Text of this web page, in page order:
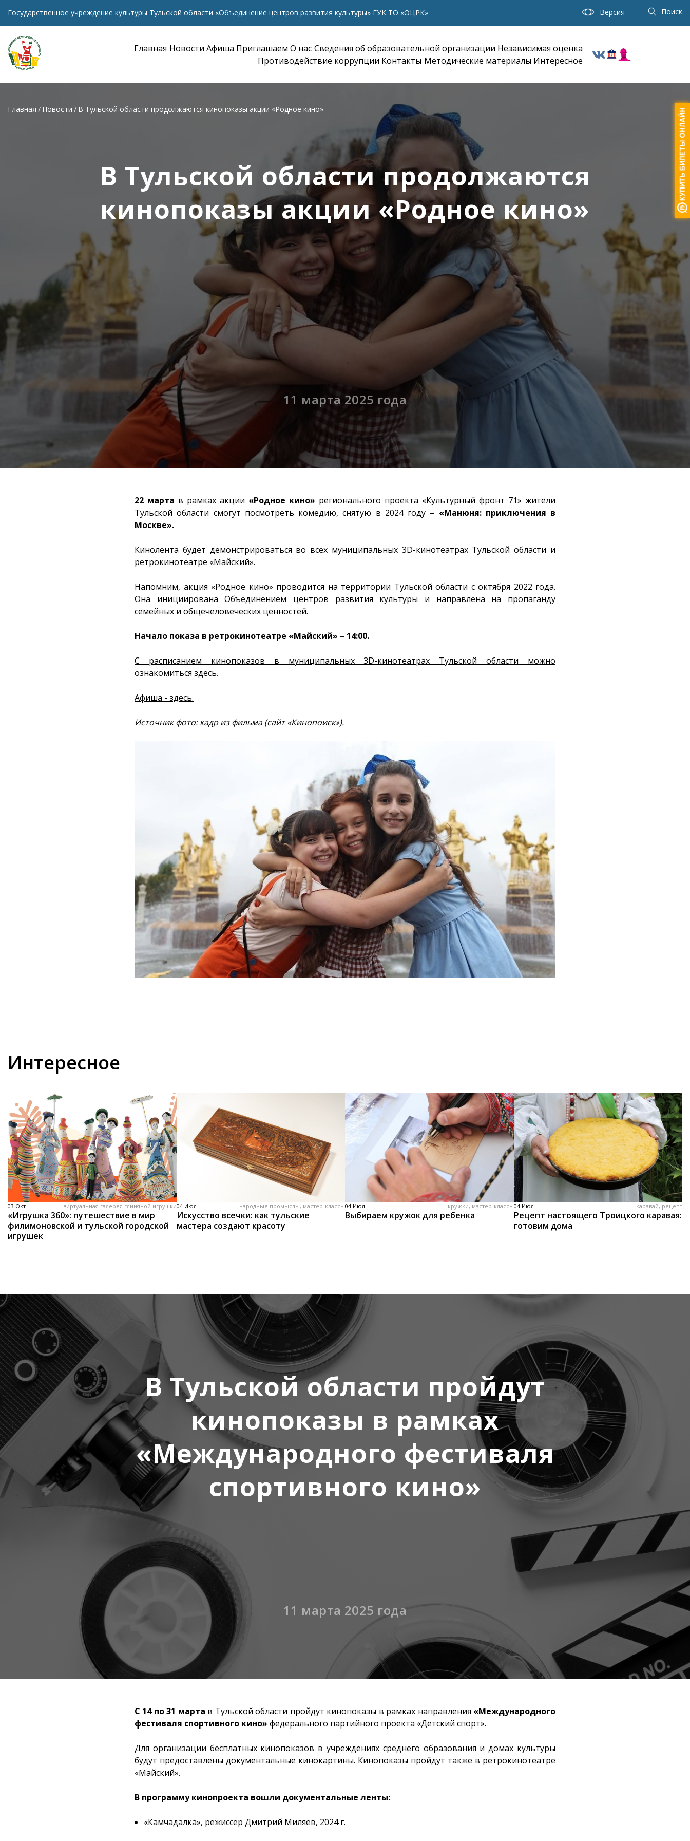
Государственное учреждение культуры Тульской области «Объединение центров развития культуры» ГУК ТО «ОЦРК» Версия Поиск
Главная Новости Афиша Приглашаем О нас Сведения об образовательной организации Независимая оценка
Противодействие коррупции Контакты Методические материалы Интересное
Главная Новости В Тульской области продолжаются кинопоказы акции «Родное кино»
11 марта 2025 года
В Тульской области продолжаются
кинопоказы акции «Родное кино»
22 марта в рамках акции «Родное кино» регионального проекта «Культурный фронт 71» жители
Тульской области смогут посмотреть комедию, снятую в 2024 году – «Манюня: приключения в
Москве».
Кинолента будет демонстрироваться во всех муниципальных 3D-кинотеатрах Тульской области и
ретрокинотеатре «Майский».
Напомним, акция «Родное кино» проводится на территории Тульской области с октября 2022 года.
Она инициирована Объединением центров развития культуры и направлена на пропаганду
семейных и общечеловеческих ценностей.
Начало показа в ретрокинотеатре «Майский» – 14:00.
С расписанием кинопоказов в муниципальных 3D-кинотеатрах Тульской области можно
ознакомиться здесь.
Афиша - здесь.
Источник фото: кадр из фильма (сайт «Кинопоиск»).
Интересное
03 Окт виртуальная галерея глиняной игрушки
«Игрушка 360»: путешествие в мир
филимоновской и тульской городской
игрушек
04 Июл народные промыслы, мастер-классы
Искусство всечки: как тульские
мастера создают красоту
04 Июл кружки, мастер-классы
Выбираем кружок для ребенка
04 Июл каравай, рецепт
Рецепт настоящего Троицкого каравая:
готовим дома
11 марта 2025 года
В Тульской области пройдут
кинопоказы в рамках
«Международного фестиваля
спортивного кино»
С 14 по 31 марта в Тульской области пройдут кинопоказы в рамках направления «Международного
фестиваля спортивного кино» федерального партийного проекта «Детский спорт».
Для организации бесплатных кинопоказов в учреждениях среднего образования и домах культуры
будут предоставлены документальные кинокартины. Кинопоказы пройдут также в ретрокинотеатре
«Майский».
В программу кинопроекта вошли документальные ленты:
«Камчадалка», режиссер Дмитрий Миляев, 2024 г.